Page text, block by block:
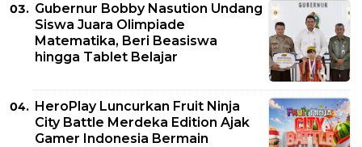
Gubernur Bobby Nasution Undang
Siswa Juara Olimpiade
Matematika, Beri Beasiswa
hingga Tablet Belajar
HeroPlay Luncurkan Fruit Ninja
City Battle Merdeka Edition Ajak
Gamer Indonesia Bermain